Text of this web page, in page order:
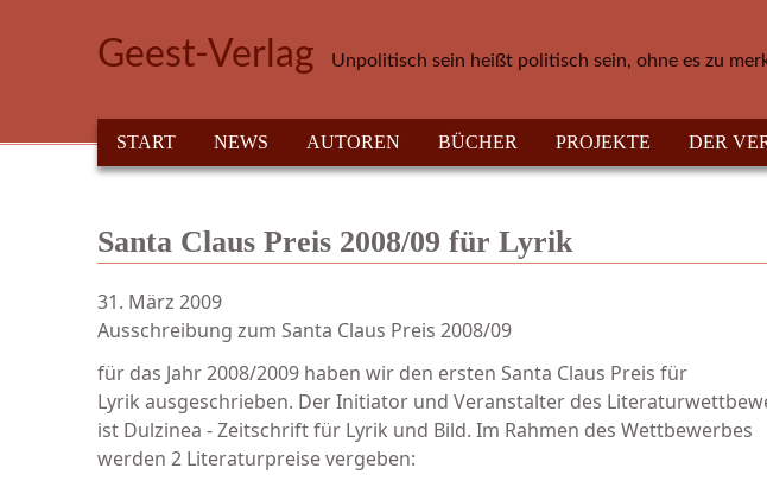
Geest-Verlag Unpolitisch sein heißt politisch sein, ohne es zu
HAUPTMENÜ
START NEWS AUTOREN BÜCHER PROJEKTE DER
Santa Claus Preis 2008/09 für Lyrik
31. März 2009
Ausschreibung zum Santa Claus Preis 2008/09
für das Jahr 2008/2009 haben wir den ersten Santa Claus Preis für
Lyrik ausgeschrieben. Der Initiator und Veranstalter des
ist Dulzinea - Zeitschrift für Lyrik und Bild. Im Rahmen des Wettbewerbes
werden 2 Literaturpreise vergeben: